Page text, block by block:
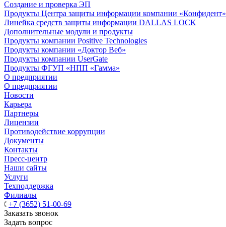
Создание и проверка ЭП
Продукты Центра защиты информации компании «Конфидент»
Линейка средств защиты информации DALLAS LOCK
Дополнительные модули и продукты
Продукты компании Positive Technologies
Продукты компании «Доктор Веб»
Продукты компании UserGate
Продукты ФГУП «НПП «Гамма»
О предприятии
О предприятии
Новости
Карьера
Партнеры
Лицензии
Противодействие коррупции
Документы
Контакты
Пресс-центр
Наши сайты
Услуги
Техподдержка
Филиалы
+7 (3652) 51-00-69
Заказать звонок
Задать вопрос